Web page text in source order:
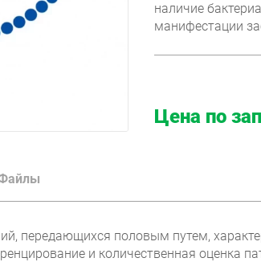
наличие
манифестации
Цена по
передающихся половым путем,
и количественная оценка